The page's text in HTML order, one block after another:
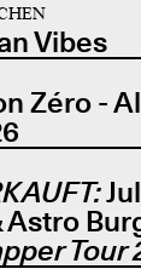
Vibes
Zéro -
Astro
Tour